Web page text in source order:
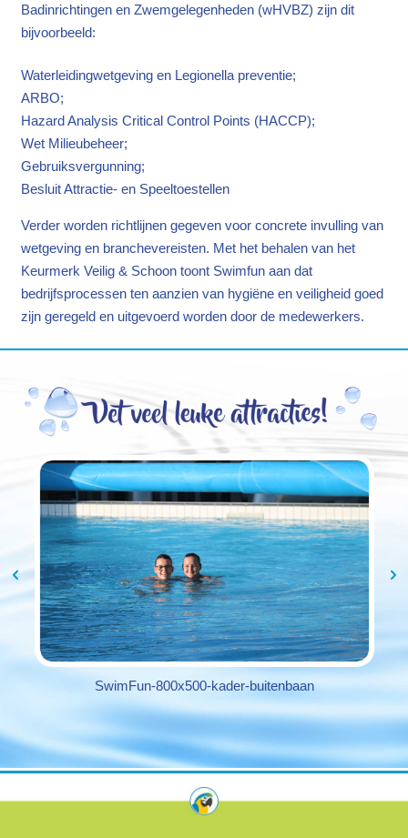
Badinrichtingen en Zwemgelegenheden (wHVBZ) zijn dit
bijvoorbeeld:
Waterleidingwetgeving en Legionella preventie;
ARBO;
Hazard Analysis Critical Control Points (HACCP);
Wet Milieubeheer;
Gebruiksvergunning;
Besluit Attractie- en Speeltoestellen
Verder worden richtlijnen gegeven voor concrete invulling van
wetgeving en branchevereisten. Met het behalen van het
Keurmerk Veilig & Schoon toont Swimfun aan dat
bedrijfsprocessen ten aanzien van hygiëne en veiligheid goed
zijn geregeld en uitgevoerd worden door de medewerkers.
SwimFun-800x500-kader-buitenbaan